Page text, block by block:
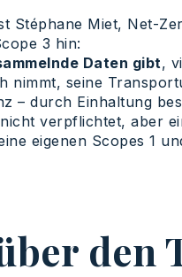
Stéphane Miet, Net-
3 hin:
Daten gibt,
nimmt, seine
– durch Einhaltung
verpflichtet, aber
eigenen Scopes 1